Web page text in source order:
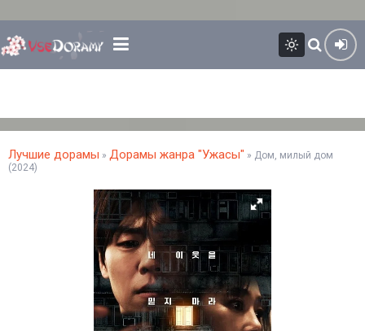
Лучшие дорамы » Дорамы жанра "Ужасы" » Дом, милый дом
(2024)